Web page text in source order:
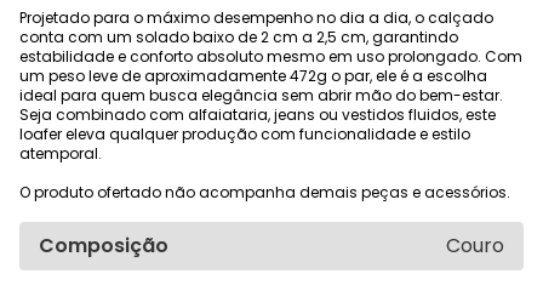
Projetado para o máximo desempenho no dia a dia, o calçado
conta com um solado baixo de 2 cm a 2,5 cm, garantindo
estabilidade e conforto absoluto mesmo em uso prolongado. Com
um peso leve de aproximadamente 472g o par, ele é a escolha
ideal para quem busca elegância sem abrir mão do bem-estar.
Seja combinado com alfaiataria, jeans ou vestidos fluidos, este
loafer eleva qualquer produção com funcionalidade e estilo
atemporal.
O produto ofertado não acompanha demais peças e acessórios.
Composição Couro